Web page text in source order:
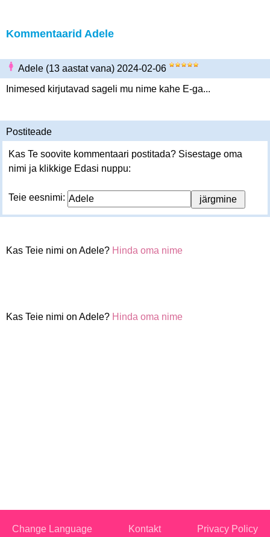
Kommentaarid Adele
Adele (13 aastat vana) 2024-02-06
Inimesed kirjutavad sageli mu nime kahe E-ga...
Postiteade
Kas Te soovite kommentaari postitada? Sisestage oma
nimi ja klikkige Edasi nuppu:
Teie eesnimi:
Kas Teie nimi on Adele? Hinda oma nime
Kas Teie nimi on Adele? Hinda oma nime
Change Language Kontakt Privacy Policy